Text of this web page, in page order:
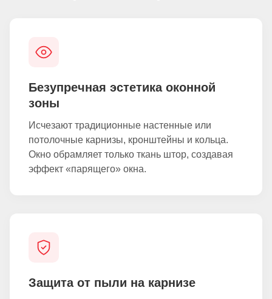
Безупречная эстетика оконной
зоны
Исчезают традиционные настенные или
потолочные карнизы, кронштейны и кольца.
Окно обрамляет только ткань штор, создавая
эффект «парящего» окна.
Защита от пыли на карнизе